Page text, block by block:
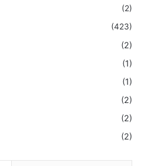
(2)
(423)
(2)
(1)
(1)
(2)
(2)
(2)